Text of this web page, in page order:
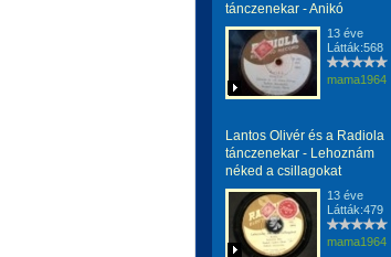
tánczenekar - Anikó
13 éve
Látták:568
mama1964
Lantos Olivér és a Radiola
tánczenekar - Lehoznám
néked a csillagokat
13 éve
Látták:479
mama1964